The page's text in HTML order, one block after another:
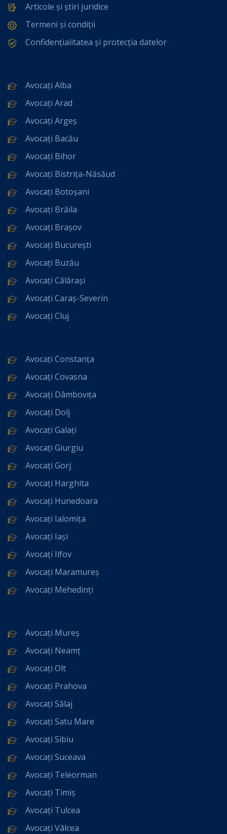
Articole și știri juridice
Termeni și condiții
Confidențialitatea și protecția datelor
Avocați Alba
Avocați Arad
Avocați Argeș
Avocați Bacău
Avocați Bihor
Avocați Bistrița-Năsăud
Avocați Botoșani
Avocați Brăila
Avocați Brașov
Avocați București
Avocați Buzău
Avocați Călărași
Avocați Caraș-Severin
Avocați Cluj
Avocați Constanța
Avocați Covasna
Avocați Dâmbovița
Avocați Dolj
Avocați Galați
Avocați Giurgiu
Avocați Gorj
Avocați Harghita
Avocați Hunedoara
Avocați Ialomița
Avocați Iași
Avocați Ilfov
Avocați Maramureș
Avocați Mehedinți
Avocați Mureș
Avocați Neamț
Avocați Olt
Avocați Prahova
Avocați Sălaj
Avocați Satu Mare
Avocați Sibiu
Avocați Suceava
Avocați Teleorman
Avocați Timiș
Avocați Tulcea
Avocați Vâlcea